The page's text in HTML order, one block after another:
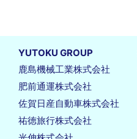
YUTOKU GROUP
鹿島機械工業株式会社
肥前通運株式会社
佐賀日産自動車株式会社
祐徳旅行株式会社